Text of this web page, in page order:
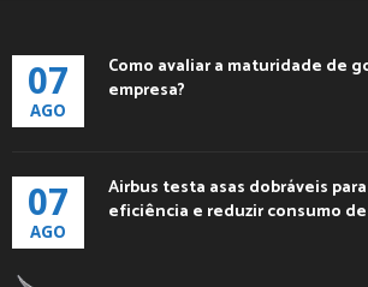
07
AGO
Como avaliar a maturidade de
empresa?
07
AGO
Airbus testa asas dobráveis
eficiência e reduzir consumo